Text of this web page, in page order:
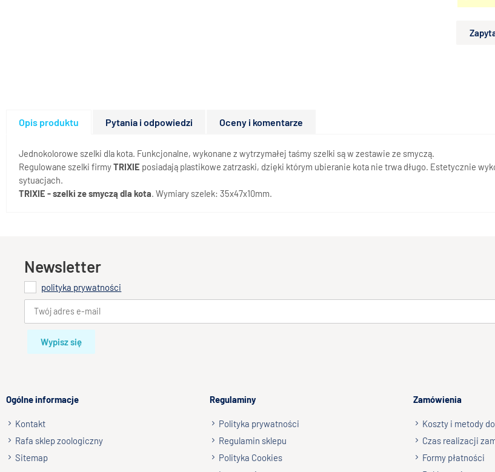
Opis produktu Pytania i odpowiedzi Oceny i komentarze
Jednokolorowe szelki dla kota. Funkcjonalne, wykonane z wytrzymałej taśmy szelki są w zestawie ze smyczą.
Regulowane szelki firmyTRIXIE posiadają plastikowe zatrzaski, dzięki którym ubieranie kota nie trwa długo. Estetycznie
sytuacjach.
TRIXIE - szelki ze smyczą dla kota. Wymiary szelek: 35x47x10mm.
Newsletter
polityka prywatności
Wypisz się
Ogólne informacje
Kontakt
Rafa sklep zoologiczny
Sitemap
Regulaminy
Polityka prywatności
Regulamin sklepu
Polityka Cookies
Zamówienia
Koszty i metody
Czas realizacji
Formy płatności